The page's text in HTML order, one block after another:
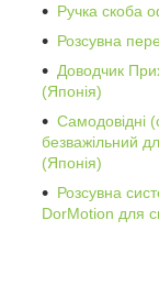
Ручка скоба
Розсувна
Доводчик
(Японія)
Самодовідні
безважільний
(Японія)
Розсувна
DorMotion для